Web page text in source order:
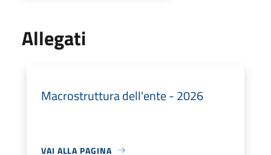
Allegati
Macrostruttura dell'ente - 2026
VAI ALLA PAGINA